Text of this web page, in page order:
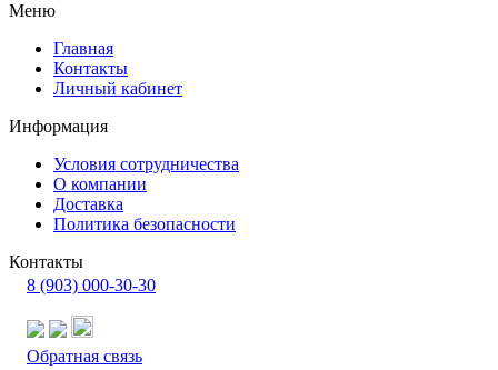
Меню
Главная
Контакты
Личный кабинет
Информация
Условия сотрудничества
О компании
Доставка
Политика безопасности
Контакты
8 (903) 000-30-30
Обратная связь